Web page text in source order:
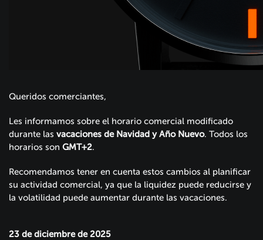
Queridos comerciantes,
Les informamos sobre el horario comercial modificado
durante las vacaciones de Navidad y Año Nuevo. Todos los
horarios son GMT+2.
Recomendamos tener en cuenta estos cambios al planificar
su actividad comercial, ya que la liquidez puede reducirse y
la volatilidad puede aumentar durante las vacaciones.
23 de diciembre de 2025